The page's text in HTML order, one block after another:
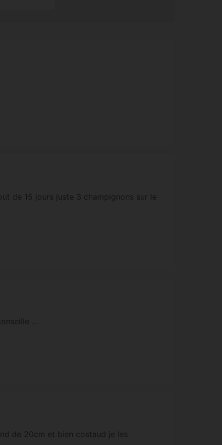
de 15 jours juste 3 champignons sur le
...
de 20cm et bien costaud je les